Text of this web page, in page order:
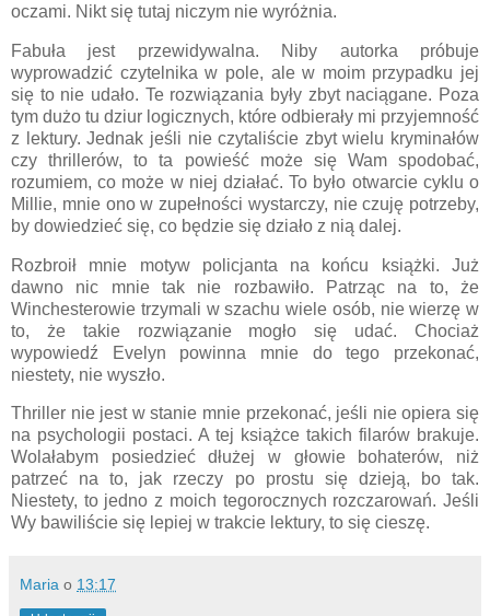
oczami. Nikt się tutaj niczym nie wyróżnia.
Fabuła jest przewidywalna. Niby autorka próbuje
wyprowadzić czytelnika w pole, ale w moim przypadku jej
się to nie udało. Te rozwiązania były zbyt naciągane. Poza
tym dużo tu dziur logicznych, które odbierały mi przyjemność
z lektury. Jednak jeśli nie czytaliście zbyt wielu kryminałów
czy thrillerów, to ta powieść może się Wam spodobać,
rozumiem, co może w niej działać. To było otwarcie cyklu o
Millie, mnie ono w zupełności wystarczy, nie czuję potrzeby,
by dowiedzieć się, co będzie się działo z nią dalej.
Rozbroił mnie motyw policjanta na końcu książki. Już
dawno nic mnie tak nie rozbawiło. Patrząc na to, że
Winchesterowie trzymali w szachu wiele osób, nie wierzę w
to, że takie rozwiązanie mogło się udać. Chociaż
wypowiedź Evelyn powinna mnie do tego przekonać,
niestety, nie wyszło.
Thriller nie jest w stanie mnie przekonać, jeśli nie opiera się
na psychologii postaci. A tej książce takich filarów brakuje.
Wolałabym posiedzieć dłużej w głowie bohaterów, niż
patrzeć na to, jak rzeczy po prostu się dzieją, bo tak.
Niestety, to jedno z moich tegorocznych rozczarowań. Jeśli
Wy bawiliście się lepiej w trakcie lektury, to się cieszę.
Maria o 13:17